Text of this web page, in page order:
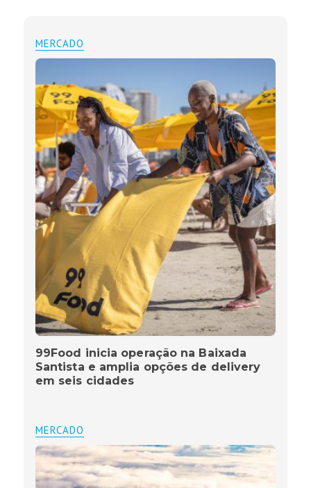
MERCADO
99Food inicia operação na Baixada
Santista e amplia opções de delivery
em seis cidades
MERCADO